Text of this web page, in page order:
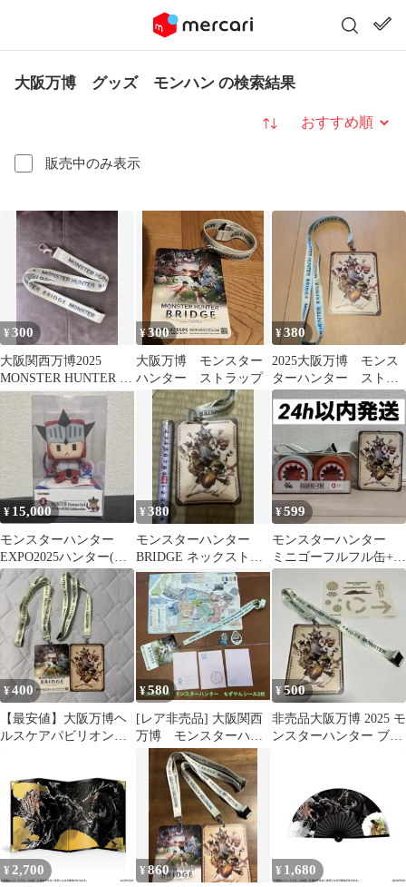
大阪万博 グッズ モンハン の検索結果
販売中のみ表示
並び替え
¥300
大阪関西万博2025
MONSTER HUNTER ネ
ックストラップ
¥300
大阪万博 モンスター
ハンター ストラップ
¥380
2025大阪万博 モンス
ターハンター ストラ
ップカード
¥ 15,000
モンスターハンター
EXPO2025ハンター(レ
ウスシリーズ)ミャクミ
ャクコラボ
¥380
モンスターハンター
BRIDGE ネックストラ
ップ付きカード 大阪
関西万博
¥599
モンスターハンター
ミニゴーフルフル缶+大
阪万博ネックストラッ
プセット
¥400
【最安値】大阪万博ヘ
ルスケアパビリオン
¥580
[レア非売品] 大阪関西
万博 モンスターハン
ター BRIDGE もずやん
セット
¥500
非売品大阪万博 2025 モ
ンスターハンター ブリ
¥ 2,700 ¥860 ¥ 1,680